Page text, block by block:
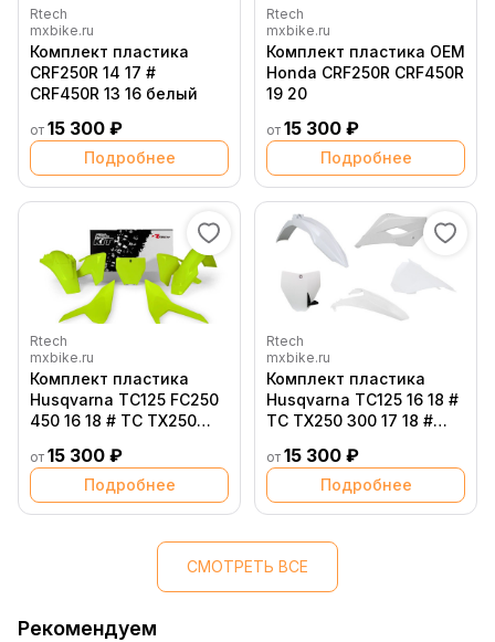
Rtech
mxbike.ru
Комплект пластика
CRF250R 14 17 #
CRF450R 13 16 белый
от 15 300 ₽
Подробнее
Rtech
mxbike.ru
Комплект пластика OEM
Honda CRF250R CRF450R
19 20
от 15 300 ₽
Подробнее
Rtech
mxbike.ru
Комплект пластика
Husqvarna TC125 FC250
450 16 18 # TC TX250
Neon Yellow
от 15 300 ₽
Подробнее
Rtech
mxbike.ru
Комплект пластика
Husqvarna TC125 16 18 #
TC TX250 300 17 18 #
от 15 300 ₽
Подробнее
СМОТРЕТЬ ВСЕ
Рекомендуем